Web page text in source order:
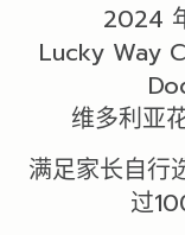
2024
Lucky Way
维多利亚
满足家长自行
过